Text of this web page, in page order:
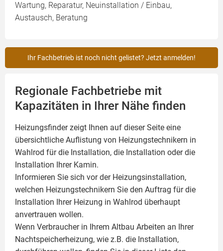
Wartung, Reparatur, Neuinstallation / Einbau,
Austausch, Beratung
Ihr Fachbetrieb ist noch nicht gelistet? Jetzt anmelden!
Regionale Fachbetriebe mit
Kapazitäten in Ihrer Nähe finden
Heizungsfinder zeigt Ihnen auf dieser Seite eine
übersichtliche Auflistung von Heizungstechnikern in
Wahlrod für die Installation, die Installation oder die
Installation Ihrer Kamin.
Informieren Sie sich vor der Heizungsinstallation,
welchen Heizungstechnikern Sie den Auftrag für die
Installation Ihrer Heizung in Wahlrod überhaupt
anvertrauen wollen.
Wenn Verbraucher in Ihrem Altbau Arbeiten an Ihrer
Nachtspeicherheizung, wie z.B. die Installation,